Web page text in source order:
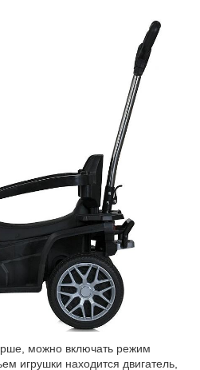
можно включать режим
игрушки находится двигатель,